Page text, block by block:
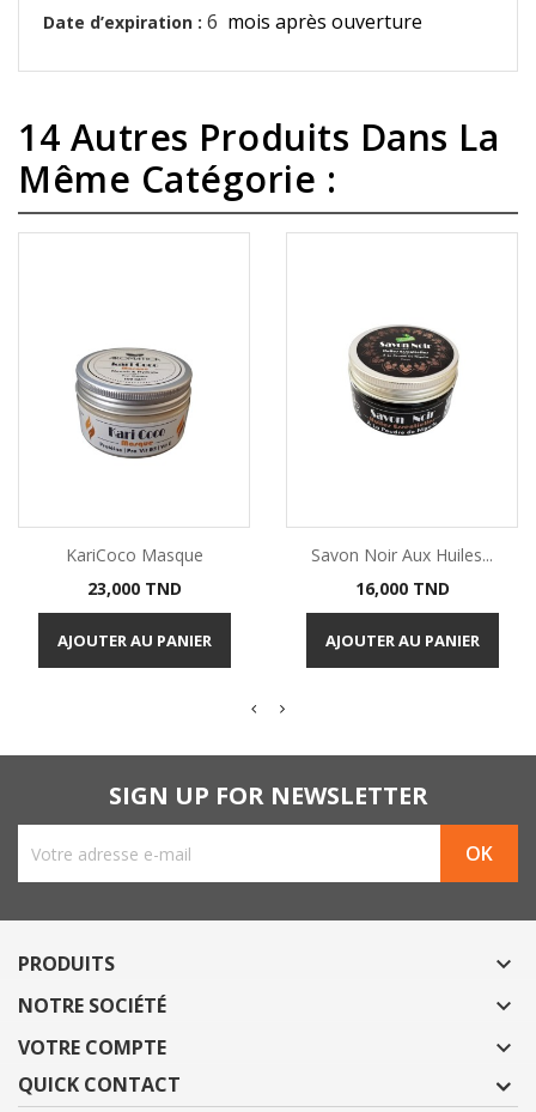
Date d’expiration : 6 mois après ouverture
14 Autres Produits Dans La
Même Catégorie :
KariCoco Masque
Prix
23,000 TND
AJOUTER AU PANIER
Savon Noir Aux Huiles...
Prix
16,000 TND
AJOUTER AU PANIER
SIGN UP FOR NEWSLETTER
PRODUITS 
NOTRE SOCIÉTÉ 
VOTRE COMPTE 
QUICK CONTACT